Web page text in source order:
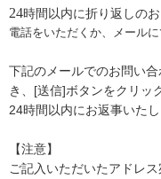
24時間以内に折り返しの
電話をいただくか、メールに
下記のメールでのお問い
き、[送信]ボタンをクリッ
24時間以内にお返事いたし
【注意】
ご記入いただいたアドレ